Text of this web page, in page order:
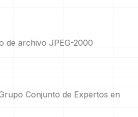
de archivo JPEG-2000
Conjunto de Expertos en